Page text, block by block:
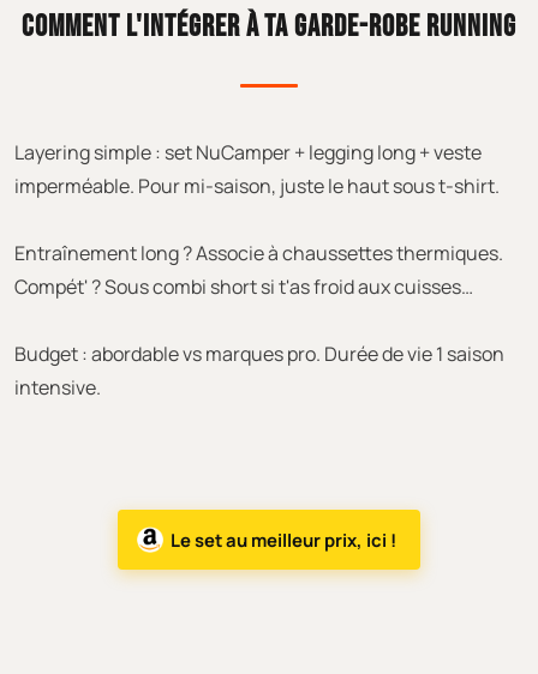
COMMENT L'INTÉGRER À TA GARDE-ROBE RUNNING
Layering simple : set NuCamper + legging long + veste
imperméable. Pour mi-saison, juste le haut sous t-shirt.
Entraînement long ? Associe à chaussettes thermiques.
Compét' ? Sous combi short si t'as froid aux cuisses…
Budget : abordable vs marques pro. Durée de vie 1 saison
intensive.
Le set au meilleur prix, ici !